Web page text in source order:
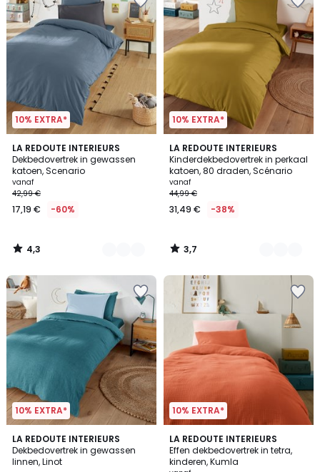
10% EXTRA*
LA REDOUTE INTERIEURS
Dekbedovertrek in gewassen
katoen, Scenario
vanaf
42,99 €
17,19 € -60%
4,3
/ 5
3
Kleuren
4,3
/
10% EXTRA*
LA REDOUTE INTERIEURS
Kinderdekbedovertrek in perkaal
katoen, 80 draden, Scénario
vanaf
44,99 €
31,49 € -38%
3,7
/ 5
3
Kleuren
3,7
/
10% EXTRA*
LA REDOUTE INTERIEURS
Dekbedovertrek in gewassen
linnen, Linot
4,2
/ 5
10% EXTRA*
LA REDOUTE INTERIEURS
Effen dekbedovertrek in tetra,
kinderen, Kumla
3
/
5